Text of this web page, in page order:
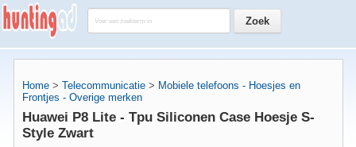
Home > Telecommunicatie > Mobiele telefoons - Hoesjes en
Frontjes - Overige merken
Huawei P8 Lite - Tpu Siliconen Case Hoesje S-
Style Zwart